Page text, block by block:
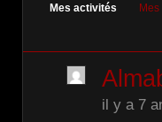
Mes activités
il y a 7